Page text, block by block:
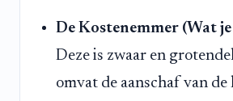
De Kostenemmer (Wat
Deze is zwaar en
omvat de aanschaf van